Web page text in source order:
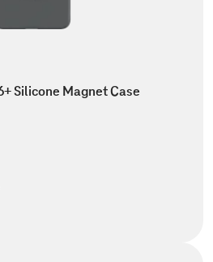
Silicone Magnet Case